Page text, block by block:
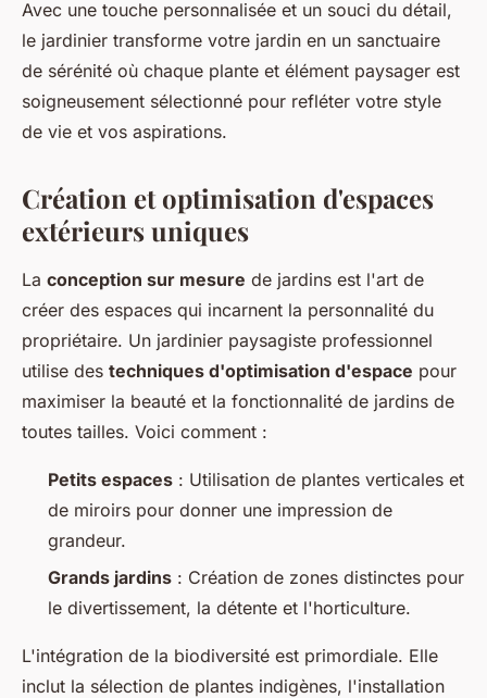
Avec une touche personnalisée et un souci du détail,
le jardinier transforme votre jardin en un sanctuaire
de sérénité où chaque plante et élément paysager est
soigneusement sélectionné pour refléter votre style
de vie et vos aspirations.
Création et optimisation d'espaces
extérieurs uniques
La conception sur mesure de jardins est l'art de
créer des espaces qui incarnent la personnalité du
propriétaire. Un jardinier paysagiste professionnel
utilise des techniques d'optimisation d'espace pour
maximiser la beauté et la fonctionnalité de jardins de
toutes tailles. Voici comment :
Petits espaces : Utilisation de plantes verticales et
de miroirs pour donner une impression de
grandeur.
Grands jardins : Création de zones distinctes pour
le divertissement, la détente et l'horticulture.
L'intégration de la biodiversité est primordiale. Elle
inclut la sélection de plantes indigènes, l'installation